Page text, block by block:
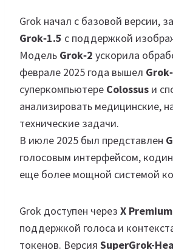
Grok начал с базовой версии,
Grok‑1.5 с поддержкой
Модель Grok‑2 ускорила
феврале 2025 года вышел
суперкомпьютере Colossus и
анализировать медицинские,
технические задачи.
В июле 2025 был представлен
голосовым интерфейсом,
еще более мощной системой
Grok доступен через X Premium
поддержкой голоса и
токенов. Версия SuperGrok-